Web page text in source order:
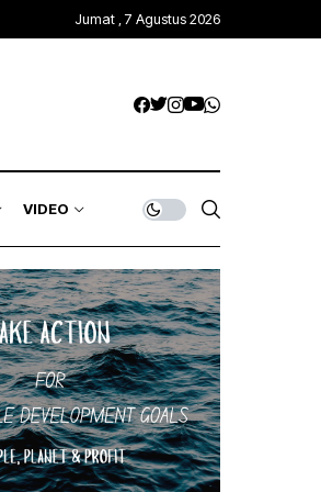
Jumat , 7 Agustus 2026
VIDEO